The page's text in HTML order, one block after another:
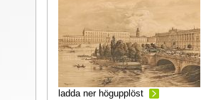
ladda ner högupplöst